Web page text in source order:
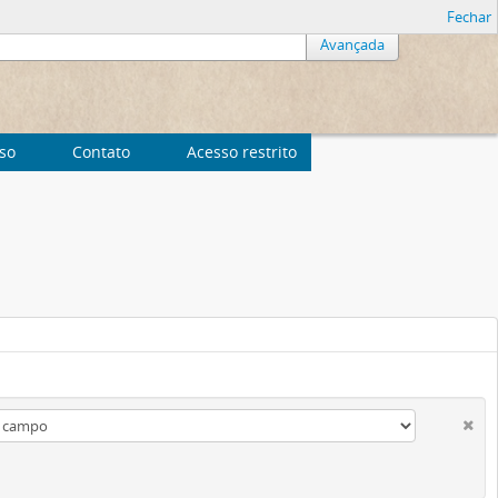
Avançada
Contato Acesso restrito
Fechar